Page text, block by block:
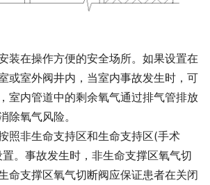
装在操作方便的安全场所。如果设置在
或室外阀井内，当室内事故发生时，可
室内管道中的剩余氧气通过排气管排放
除氧气风险。
照非生命支持区和生命支持区(手术
。事故发生时，非生命支撑区氧气切
命支撑区氧气切断阀应保证患者在关闭